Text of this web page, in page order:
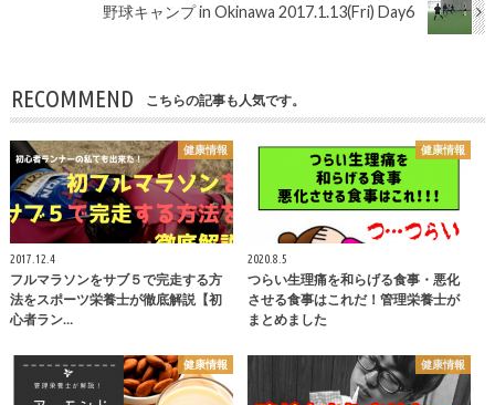
野球キャンプ in Okinawa 2017.1.13(Fri) Day6
RECOMMEND こちらの記事も人気です。
健康情報
2017.12.4
フルマラソンをサブ５で完走する方
法をスポーツ栄養士が徹底解説【初
心者ラン…
健康情報
2020.8.5
つらい生理痛を和らげる食事・悪化
させる食事はこれだ！管理栄養士が
まとめました
健康情報 健康情報